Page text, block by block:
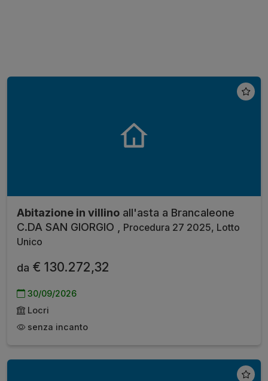
Abitazione in villino all'asta a Brancaleone
C.DA SAN GIORGIO ,
Procedura 27 2025, Lotto
Unico
da € 130.272,32
30/09/2026
Locri
senza incanto